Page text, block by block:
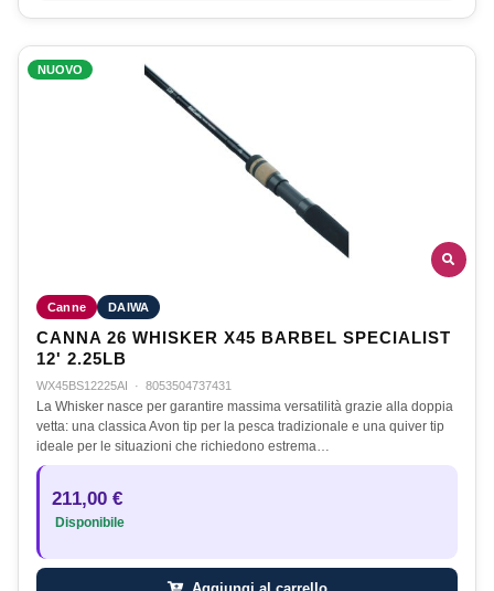
NUOVO
Canne DAIWA
CANNA 26 WHISKER X45 BARBEL SPECIALIST
12' 2.25LB
WX45BS12225AI · 8053504737431
La Whisker nasce per garantire massima versatilità grazie alla doppia
vetta: una classica Avon tip per la pesca tradizionale e una quiver tip
ideale per le situazioni che richiedono estrema…
211,00 €
Disponibile